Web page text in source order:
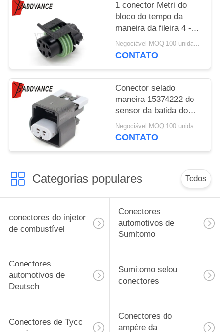
1 conector Metri do
bloco do tempo da
maneira da fileira 4 -
série 12065298 do
bloco 150
Negociável MOQ:100 unidades
CONTATO
Conector selado
maneira 15374222 do
sensor da batida do
conector do sensor da
série 2 da GT 150/GM
Negociável MOQ:100 unidades
CONTATO
Categorias populares Todos
conectores do injetor
de combustível
Conectores
automotivos de
Sumitomo
Conectores
automotivos de
Deutsch
Sumitomo selou
conectores
Conectores de Tyco
Conectores do
ampère da